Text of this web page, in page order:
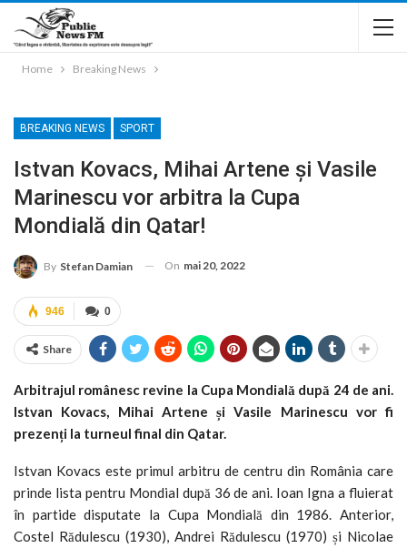
Home Breaking News
BREAKING NEWS SPORT
Istvan Kovacs, Mihai Artene și Vasile
Marinescu vor arbitra la Cupa
Mondială din Qatar!
By Stefan Damian On mai 20, 2022
0
946
Share
Arbitrajul românesc revine la Cupa Mondială după 24 de ani.
Istvan Kovacs, Mihai Artene și Vasile Marinescu vor fi
prezenți la turneul final din Qatar.
Istvan Kovacs este primul arbitru de centru din România care
prinde lista pentru Mondial după 36 de ani. Ioan Igna a fluierat
în partide disputate la Cupa Mondială din 1986. Anterior,
Costel Rădulescu (1930), Andrei Rădulescu (1970) și Nicolae